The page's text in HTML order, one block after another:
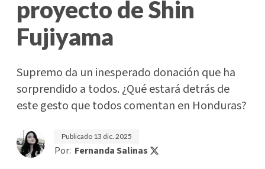
proyecto de Shin
Fujiyama
Supremo da un inesperado donación que ha
sorprendido a todos. ¿Qué estará detrás de
este gesto que todos comentan en Honduras?
Publicado 13 dic. 2025
Por: Fernanda Salinas